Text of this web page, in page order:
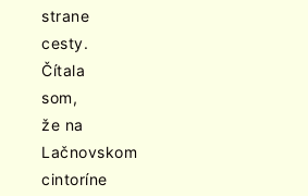
strane
cesty.
Čítala
som,
že na
Lačnovskom
cintoríne